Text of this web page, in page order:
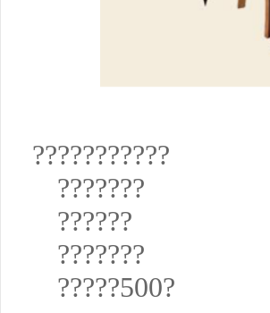
???????????
???????
??????
???????
?????500?